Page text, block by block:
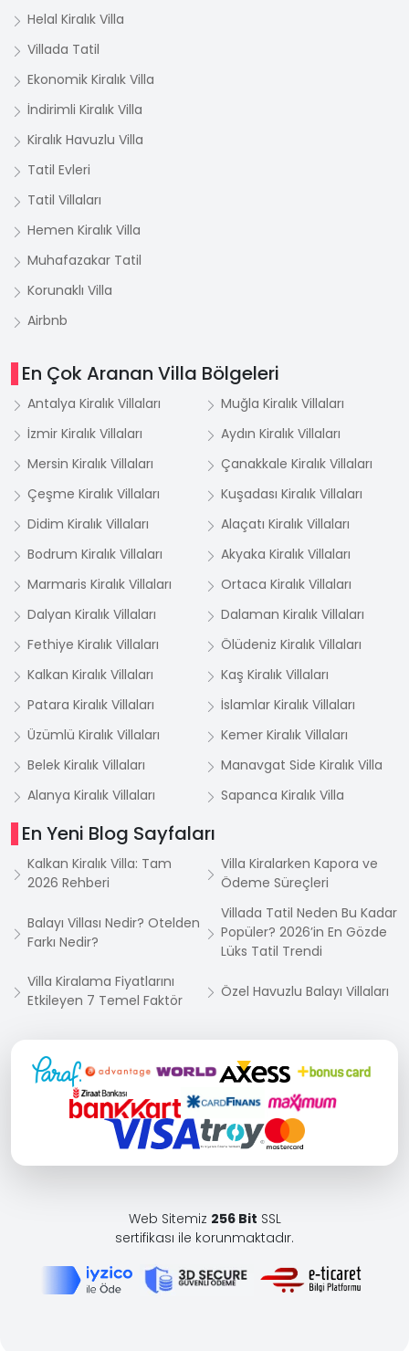
Helal Kiralık Villa
Villada Tatil
Ekonomik Kiralık Villa
İndirimli Kiralık Villa
Kiralık Havuzlu Villa
Tatil Evleri
Tatil Villaları
Hemen Kiralık Villa
Muhafazakar Tatil
Korunaklı Villa
Airbnb
En Çok Aranan Villa Bölgeleri
Antalya Kiralık Villaları
Muğla Kiralık Villaları
İzmir Kiralık Villaları
Aydın Kiralık Villaları
Mersin Kiralık Villaları
Çanakkale Kiralık Villaları
Çeşme Kiralık Villaları
Kuşadası Kiralık Villaları
Didim Kiralık Villaları
Alaçatı Kiralık Villaları
Bodrum Kiralık Villaları
Akyaka Kiralık Villaları
Marmaris Kiralık Villaları
Ortaca Kiralık Villaları
Dalyan Kiralık Villaları
Dalaman Kiralık Villaları
Fethiye Kiralık Villaları
Ölüdeniz Kiralık Villaları
Kalkan Kiralık Villaları
Kaş Kiralık Villaları
Patara Kiralık Villaları
İslamlar Kiralık Villaları
Üzümlü Kiralık Villaları
Kemer Kiralık Villaları
Belek Kiralık Villaları
Manavgat Side Kiralık Villa
Alanya Kiralık Villaları
Sapanca Kiralık Villa
En Yeni Blog Sayfaları
Kalkan Kiralık Villa: Tam
2026 Rehberi
Villa Kiralarken Kapora ve
Ödeme Süreçleri
Balayı Villası Nedir? Otelden
Farkı Nedir?
Villada Tatil Neden Bu Kadar
Popüler? 2026’in En Gözde
Lüks Tatil Trendi
Villa Kiralama Fiyatlarını
Etkileyen 7 Temel Faktör
Özel Havuzlu Balayı Villaları
Web Sitemiz 256 Bit SSL
sertifikası ile korunmaktadır.